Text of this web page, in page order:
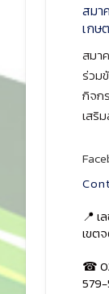
สมา
เกษ
สมา
ร่วม
กิจก
เสริ
📍 เ
เขต
☎